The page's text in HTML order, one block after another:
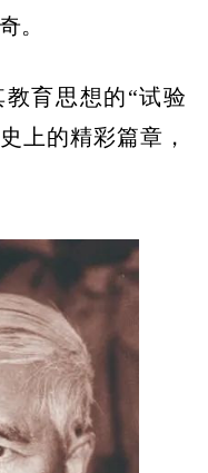
。
育思想的“试验
上的精彩篇章，